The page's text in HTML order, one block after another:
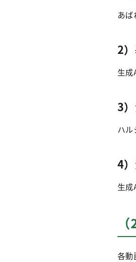
あ
2
生
3
ハ
4
生
各動